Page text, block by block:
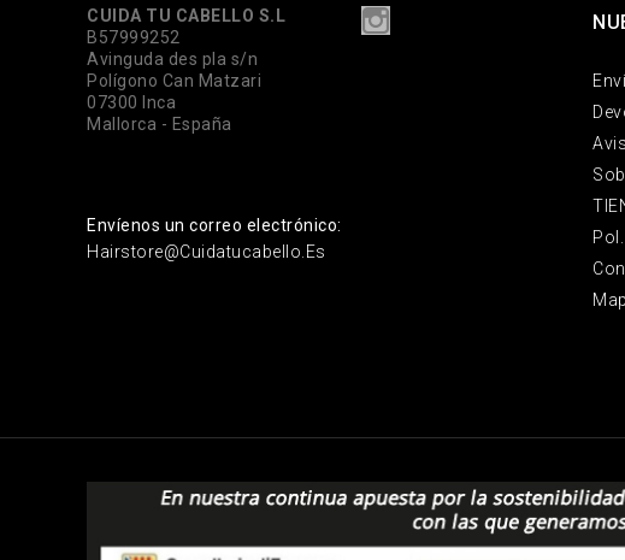
CUIDA TU CABELLO S.L
B57999252
Avinguda des pla s/n
Polígono Can Matzari
07300 Inca
Mallorca - España
Envíenos un correo electrónico:
Hairstore@cuidatucabello.es